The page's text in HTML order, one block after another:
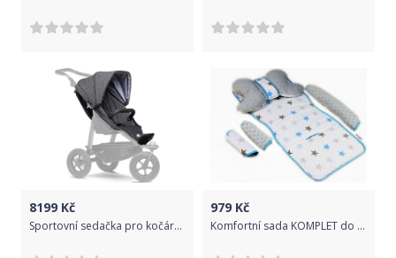
8199 Kč
Sportovní sedačka pro kočárek TFK Mono Premium Anthracite 2020
979 Kč
Komfortní sada KOMPLET do kočárku - podložka, polštářek, potah na popruhy a barieru č. 6